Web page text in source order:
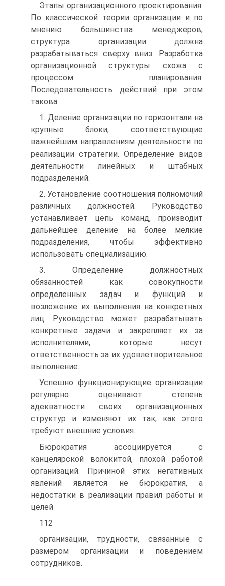
Этапы организационного проектирования.
По классической теории организации и по
мнению большинства менеджеров,
структура организации должна
разрабатываться сверху вниз. Разработка
организационной структуры схожа с
процессом планирования.
Последовательность действий при этом
такова:
1. Деление организации по горизонтали на
крупные блоки, соответствующие
важнейшим направлениям деятельности по
реализации стратегии. Определение видов
деятельности линейных и штабных
подразделений.
2. Установление соотношения полномочий
различных должностей. Руководство
устанавливает цепь команд, производит
дальнейшее деление на более мелкие
подразделения, чтобы эффективно
использовать специализацию.
3. Определение должностных
обязанностей как совокупности
определенных задач и функций и
возложение их выполнения на конкретных
лиц. Руководство может разрабатывать
конкретные задачи и закрепляет их за
исполнителями, которые несут
ответственность за их удовлетворительное
выполнение.
Успешно функционирующие организации
регулярно оценивают степень
адекватности своих организационных
структур и изменяют их так, как этого
требуют внешние условия.
Бюрократия ассоциируется с
канцелярской волокитой, плохой работой
организаций. Причиной этих негативных
явлений является не бюрократия, а
недостатки в реализации правил работы и
целей
112
организации, трудности, связанные с
размером организации и поведением
сотрудников.